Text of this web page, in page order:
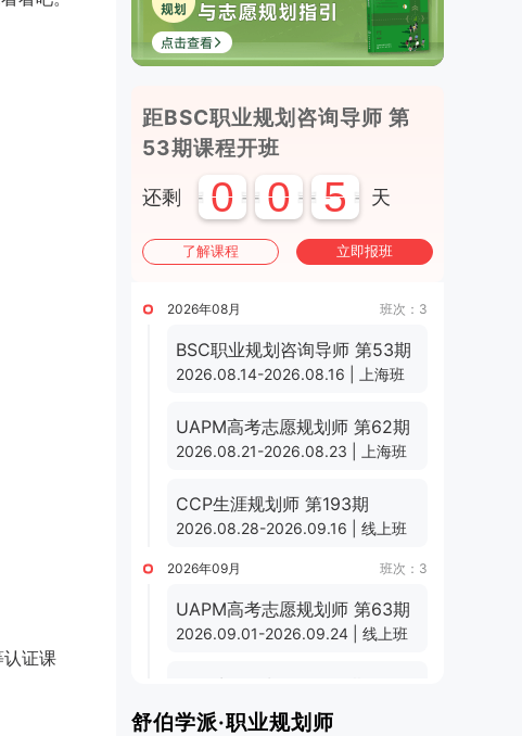
证课
距BSC职业规划咨询导师 第
53期课程开班
还剩 0 0 5 天
了解课程 立即报班
班次：3
2026年08月
BSC职业规划咨询导师 第53期
2026.08.14-2026.08.16 | 上海班
UAPM高考志愿规划师 第62期
2026.08.21-2026.08.23 | 上海班
CCP生涯规划师 第193期
2026.08.28-2026.09.16 | 线上班
班次：3
2026年09月
UAPM高考志愿规划师 第63期
2026.09.01-2026.09.24 | 线上班
2026.09.11-2026.09.30 | 线上班
舒伯学派·职业规划师